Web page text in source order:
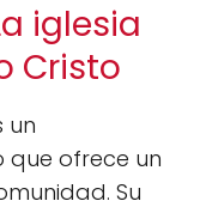
iglesia
Cristo
un
ofrece un
Su